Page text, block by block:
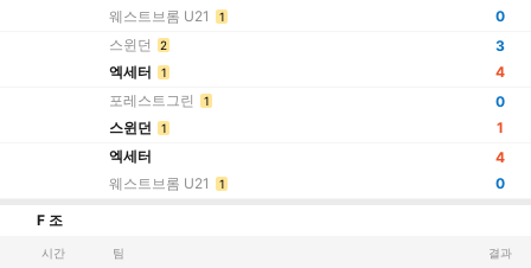
웨스트브롬 U21
1
0
스윈던
2
엑세터 1
3
4
포레스트그린
1
스윈던 1
0
1
엑세터
웨스트브롬 U21
1
4
0
F 조
시간 팀 결과